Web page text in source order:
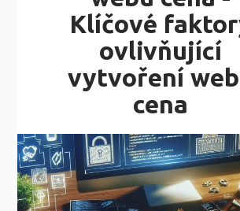
Klíčové
ovlivňující
vytvoření
cena